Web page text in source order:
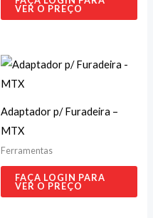
VER O PREÇO
Adaptador p/ Furadeira –
MTX
Ferramentas
FAÇA LOGIN PARA
VER O PREÇO